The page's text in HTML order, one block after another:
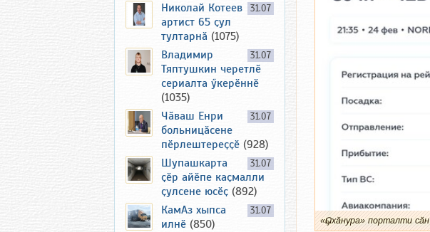
«Ҫыхӑнура» порталти сӑн
31.07
Николай Котеев
артист 65 ҫул
тултарнӑ (1075)
31.07
Владимир
Тяптушкин черетлӗ
сериалта ӳкерӗннӗ
(1035)
31.07
Чӑваш Енри
больницӑсене
пӗрлештереҫҫӗ (928)
31.07
Шупашкарта
ҫӗр айӗпе каҫмалли
ҫулсене юсӗҫ (892)
31.07
КамАз хыпса
илнӗ (850)